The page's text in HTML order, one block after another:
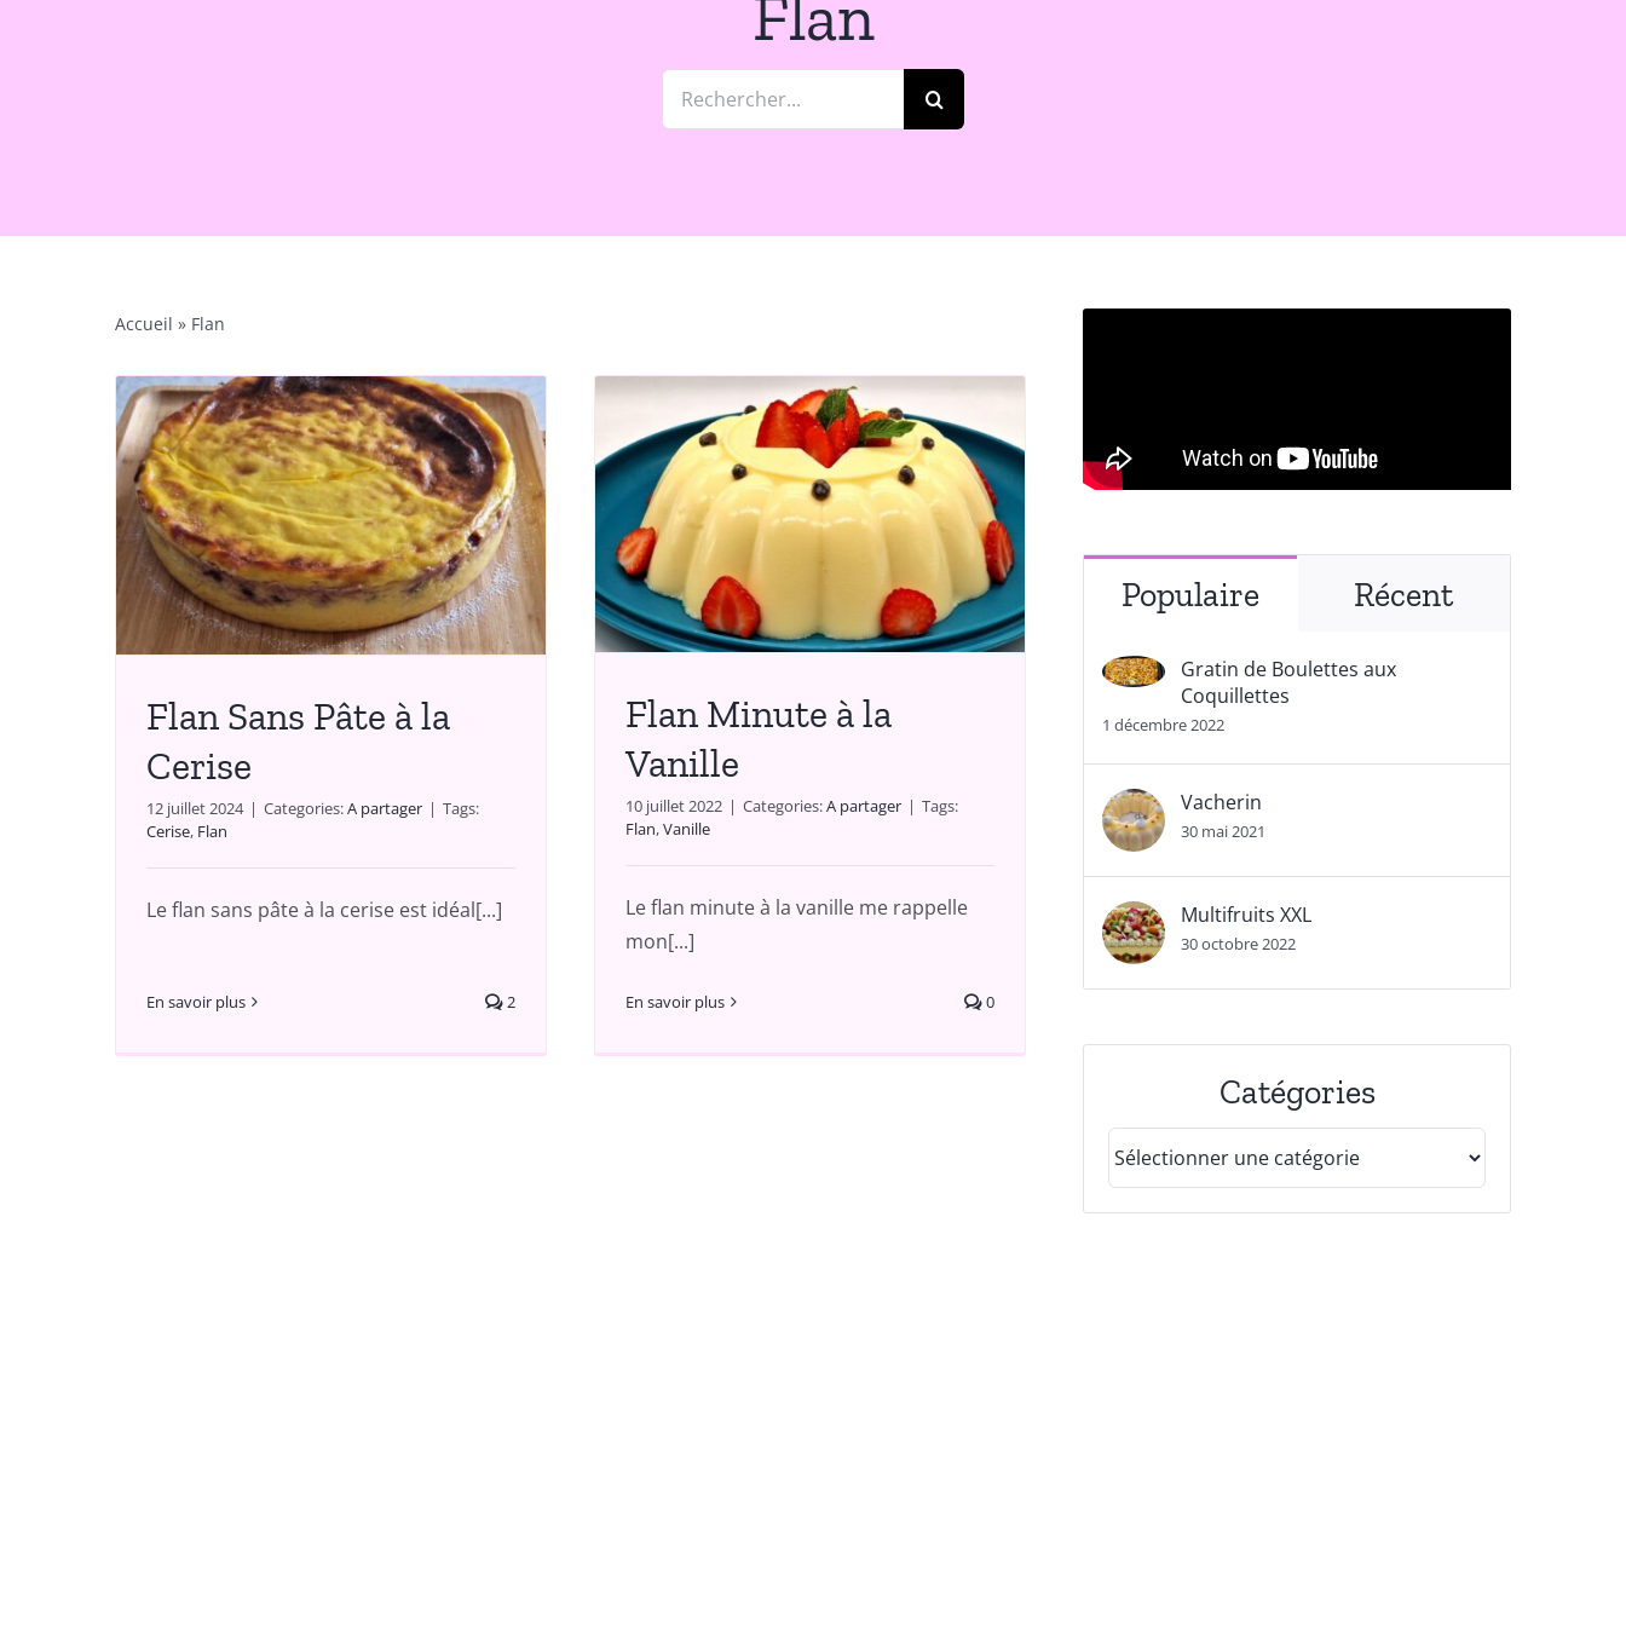
Flan
Rechercher:
Accueil » Flan
Flan Sans Pâte à la
Cerise
12 juillet 2024 | Categories:A partager | Tags:
Cerise, Flan
Le flan sans pâte à la cerise est idéal[...]
En savoir plus 2
Flan Minute à la Vanille
A partager
Flan Minute à la
Vanille
10 juillet 2022 | Categories:A partager | Tags:
Flan,Vanille
Le flan minute à la vanille me rappelle
mon[...]
En savoir plus 0
Populaire Récent
Gratin de Boulettes aux
Coquillettes
1 décembre 2022
Vacherin
30 mai 2021
Multifruits XXL
30 octobre 2022
Catégories
Catégories